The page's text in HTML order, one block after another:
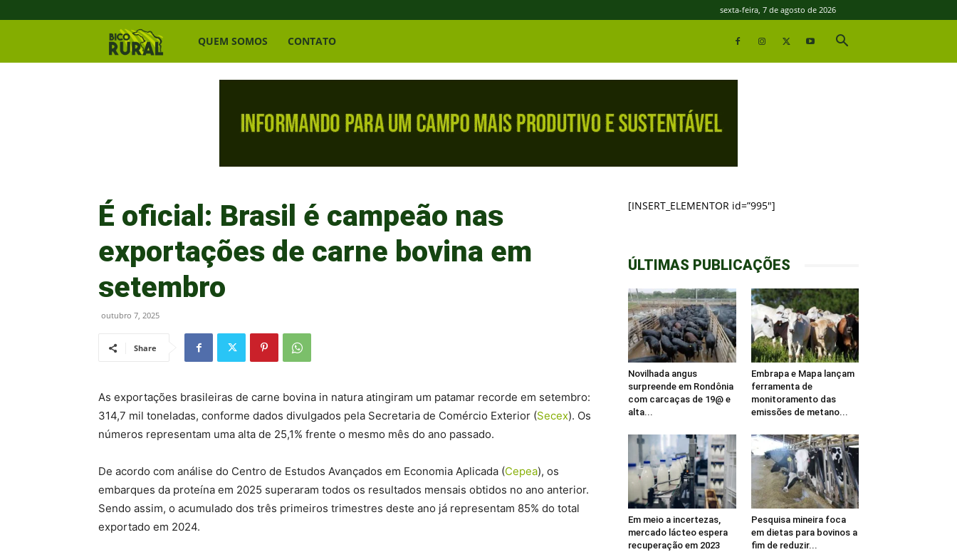
sexta-feira, 7 de agosto de 2026
Bico
QUEM SOMOS CONTATO
É oficial: Brasil é campeão nas
exportações de carne bovina em
setembro
outubro 7, 2025
Share
As exportações brasileiras de carne bovina in natura atingiram um patamar recorde em setembro:
314,7 mil toneladas, conforme dados divulgados pela Secretaria de Comércio Exterior (Secex). Os
números representam uma alta de 25,1% frente o mesmo mês do ano passado.
De acordo com análise do Centro de Estudos Avançados em Economia Aplicada (Cepea), os
embarques da proteína em 2025 superaram todos os resultados mensais obtidos no ano anterior.
Sendo assim, o acumulado dos três primeiros trimestres deste ano já representam 85% do total
exportado em 2024.
[INSERT_ELEMENTOR id=”995″]
ÚLTIMAS PUBLICAÇÕES
Novilhada angus
surpreende em Rondônia
com carcaças de 19@ e
alta...
Embrapa e Mapa lançam
ferramenta de
monitoramento das
emissões de metano...
Em meio a incertezas,
mercado lácteo espera
recuperação em 2023
Pesquisa mineira foca
em dietas para bovinos a
fim de reduzir...